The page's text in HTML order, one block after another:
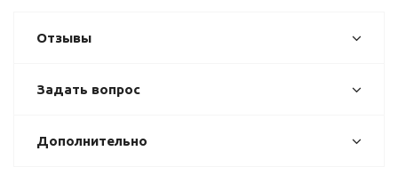
Отзывы
Задать вопрос
Дополнительно